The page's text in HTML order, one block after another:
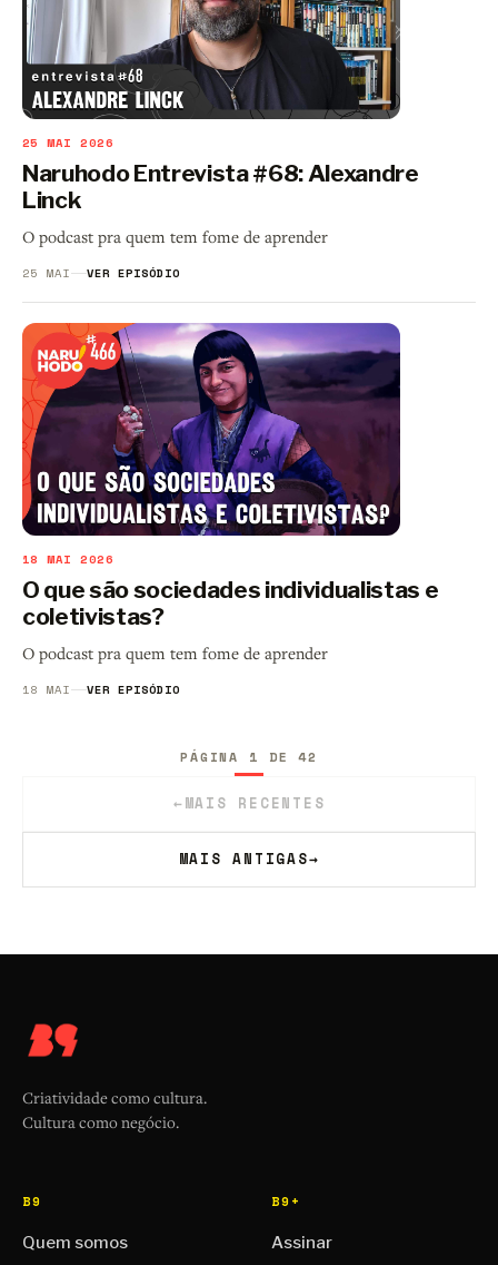
25 MAI 2026
Naruhodo Entrevista #68: Alexandre
Linck
O podcast pra quem tem fome de aprender
25 MAI VER EPISÓDIO
18 MAI 2026
O que são sociedades individualistas e
coletivistas?
O podcast pra quem tem fome de aprender
18 MAI VER EPISÓDIO
←MAIS RECENTES
PÁGINA 1 DE 42
MAIS ANTIGAS→
Criatividade como cultura.
Cultura como negócio.
B9
Quem somos
B9+
Assinar